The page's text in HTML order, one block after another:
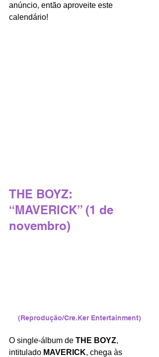
anúncio, então aproveite este
calendário!
THE BOYZ:
“MAVERICK” (1 de
novembro)
(Reprodução/Cre.Ker Entertainment)
O single-álbum de THE BOYZ,
intitulado MAVERICK, chega às